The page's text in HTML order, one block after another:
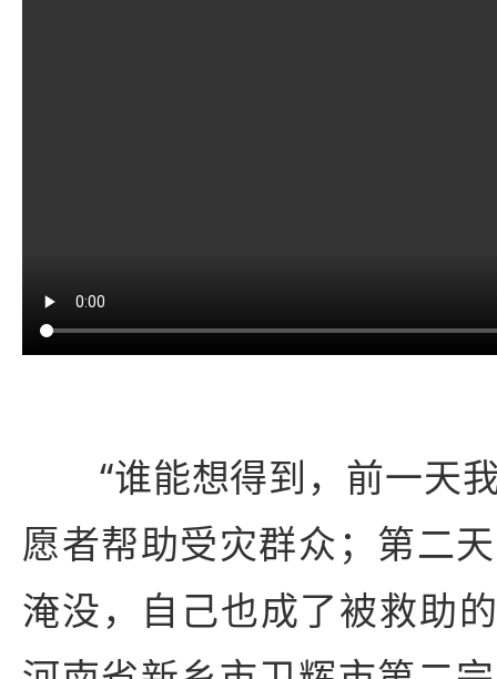
“谁能想得到，前一天
愿者帮助受灾群众；第二
淹没，自己也成了被救助